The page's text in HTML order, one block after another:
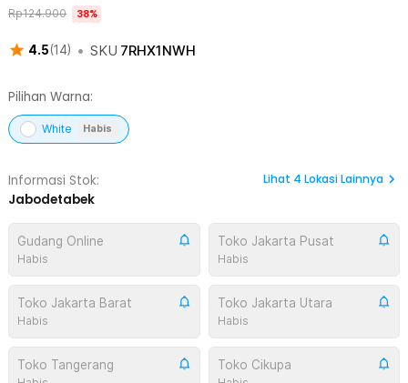
4.5(14) • SKU 7RHX1NWH
Rp124.900 38%
Pilihan Warna:
White Habis
Informasi Stok:
Jabodetabek
Lihat 4 Lokasi Lainnya
Gudang Online
Habis
Toko Jakarta Pusat
Habis
Toko Jakarta Barat
Habis
Toko Jakarta Utara
Habis
Toko Tangerang Toko Cikupa